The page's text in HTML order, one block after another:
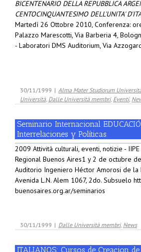
BICENTENARIO DELLA REPUBBLICA
CENTOCINQUANTESIMO DELL'UNITA'
Martedì 26 Ottobre 2010, Conferenza:
Palazzo Marescotti, Via Barberia 4,
- Laboratori DMS Auditorium, Via
30/11/1999 | Alma Mater Studiorum
Università, Dalle Università membri, Eventi,
Seminario Internacional
Interrelaciones y Políticas
2009 Attività culturali, eventi, notizie - IIPE
Regional Buenos Aires1 y 2 de octubre
Auditorio Ingeniero Héctor Amorosi de la
Avenida L.N. Alem 1067, 2do. Subsuelo
buenosaires.org.ar/seminarios
30/11/1999 | Dalle Università membri, News
ITALIANOS: Cursos de Creacion